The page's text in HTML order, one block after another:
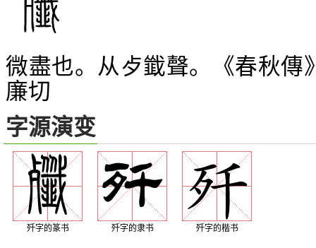
微盡也。从歺韱聲。《春秋傳
廉切
字源演变
歼字的篆书 歼字的隶书 歼字的楷书